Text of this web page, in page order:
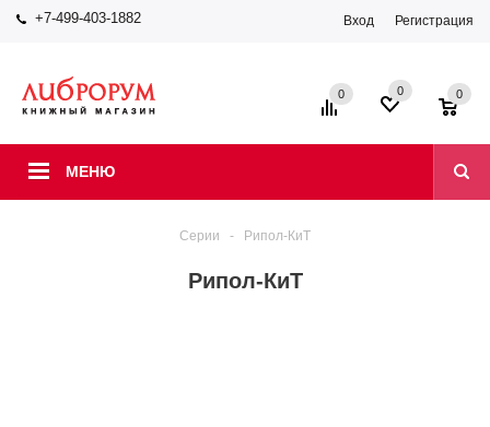
+7-499-403-1882 Вход Регистрация
МЕНЮ
0 0 0
Серии - Рипол-КиТ
Рипол-КиТ